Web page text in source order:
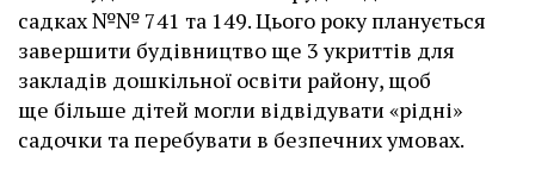
садках №№ 741 та 149. Цього року планується
завершити будівництво ще 3 укриттів для
закладів дошкільної освіти району, щоб
ще більше дітей могли відвідувати «рідні»
садочки та перебувати в безпечних умовах.